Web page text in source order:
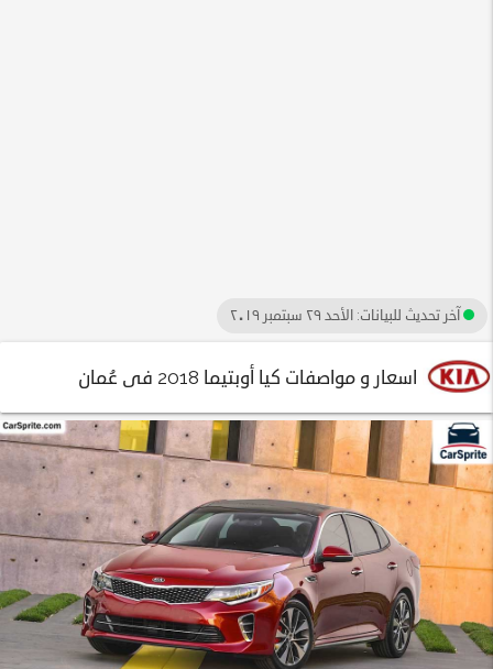
آخر تحديث للبيانات: الأحد ٢٩ سبتمبر ٢٠١٩
اسعار و مواصفات كيا أوبتيما 2018 فى عُمان